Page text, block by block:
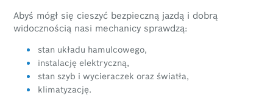
Abyś mógł się cieszyć bezpieczną jazdą i dobrą
widocznością nasi mechanicy sprawdzą:
stan układu hamulcowego,
instalację elektryczną,
stan szyb i wycieraczek oraz światła,
klimatyzację.